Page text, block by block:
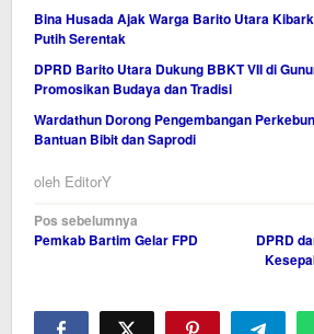
Bina Husada Ajak Warga Barito Utara
Putih Serentak
DPRD Barito Utara Dukung BBKT VII di
Promosikan Budaya dan Tradisi
Wardathun Dorong Pengembangan
Bantuan Bibit dan Saprodi
oleh EditorY
Navigasi
pos
Pos sebelumnya
Pemkab Bartim Gelar FPD
DPRD